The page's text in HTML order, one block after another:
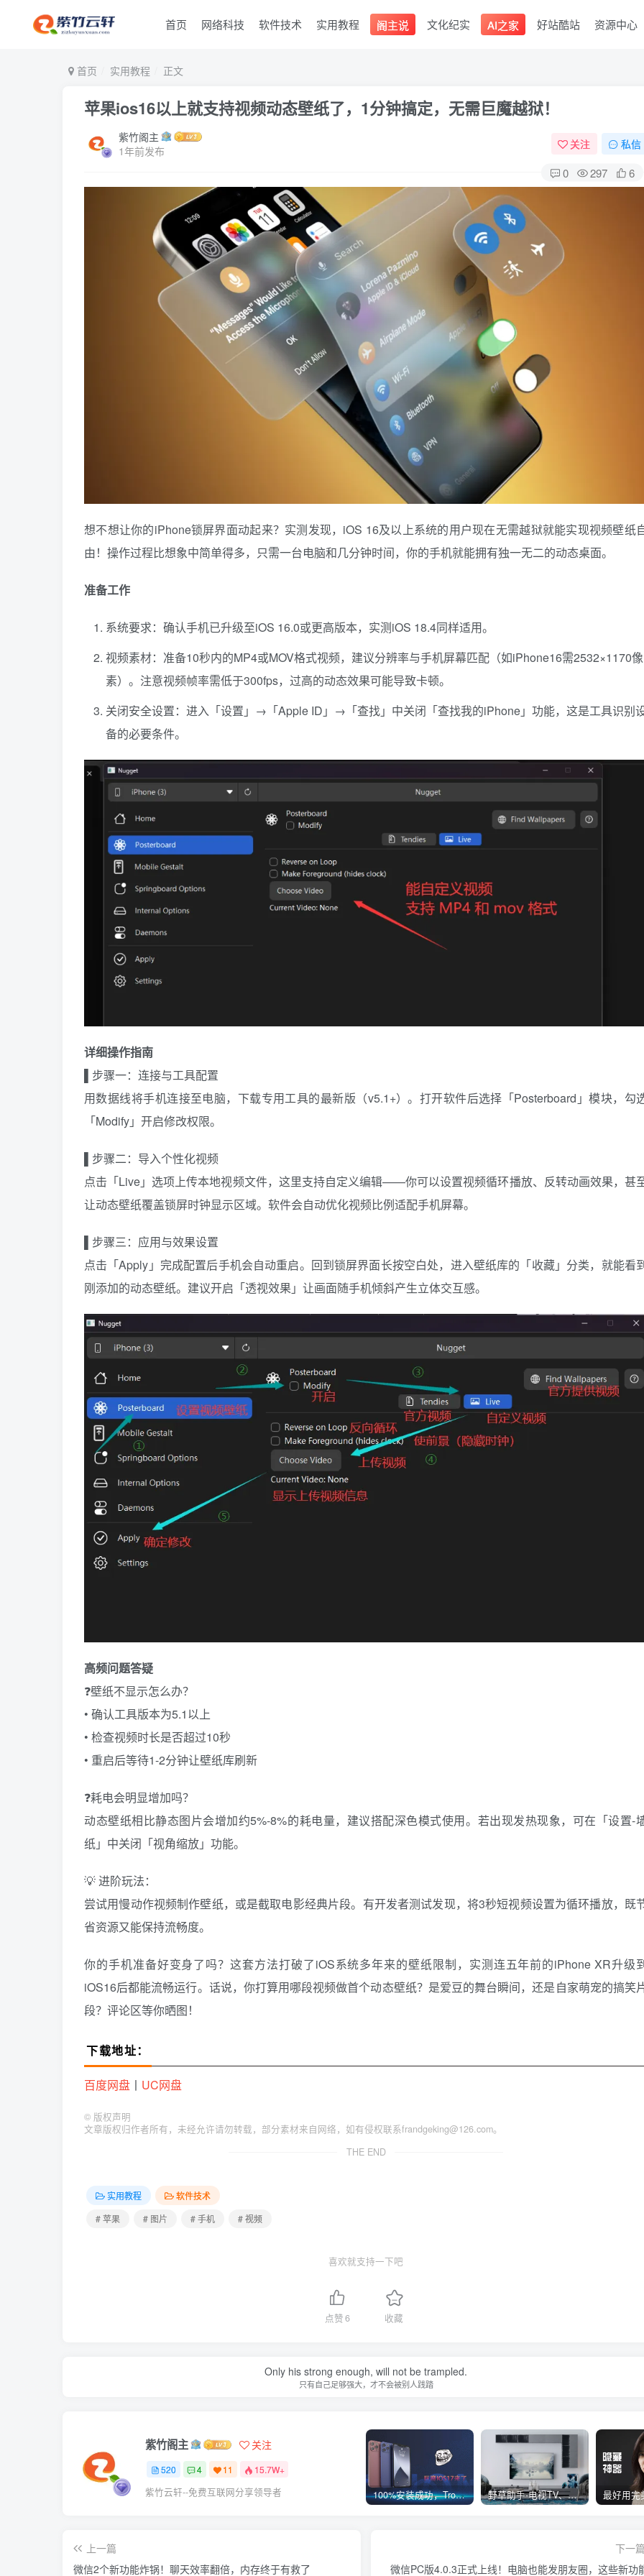
首页 网络科技 软件技术 实用教程 阁主说 文化纪实 AI之家 好站酷站 资源中心
首页 实用教程 正文
苹果ios16以上就支持视频动态壁纸了，1分钟搞定，无需巨魔越狱！
紫竹阁主
1年前发布
关注 私信
0 297 6
想不想让你的iPhone锁屏界面动起来？实测发现，iOS 16及以上系统的用户现在无需越狱就能实现视频壁纸
由！操作过程比想象中简单得多，只需一台电脑和几分钟时间，你的手机就能拥有独一无二的动态桌面。
准备工作
系统要求：确认手机已升级至iOS 16.0或更高版本，实测iOS 18.4同样适用。
视频素材：准备10秒内的MP4或MOV格式视频，建议分辨率与手机屏幕匹配（如iPhone16需2532×1170像
素）。注意视频帧率需低于300fps，过高的动态效果可能导致卡顿。
关闭安全设置：进入「设置」→「Apple ID」→「查找」中关闭「查找我的iPhone」功能，这是工具识别
备的必要条件。
详细操作指南
▌步骤一：连接与工具配置
用数据线将手机连接至电脑，下载专用工具的最新版（v5.1+）。打开软件后选择「Posterboard」模块，勾
「Modify」开启修改权限。
▌步骤二：导入个性化视频
点击「Live」选项上传本地视频文件，这里支持自定义编辑——你可以设置视频循环播放、反转动画效果，甚
让动态壁纸覆盖锁屏时钟显示区域。软件会自动优化视频比例适配手机屏幕。
▌步骤三：应用与效果设置
点击「Apply」完成配置后手机会自动重启。回到锁屏界面长按空白处，进入壁纸库的「收藏」分类，就能看
刚添加的动态壁纸。建议开启「透视效果」让画面随手机倾斜产生立体交互感。
高频问题答疑
❓壁纸不显示怎么办？
• 确认工具版本为5.1以上
• 检查视频时长是否超过10秒
• 重启后等待1-2分钟让壁纸库刷新
❓耗电会明显增加吗？
动态壁纸相比静态图片会增加约5%-8%的耗电量，建议搭配深色模式使用。若出现发热现象，可在「设置-
纸」中关闭「视角缩放」功能。
💡 进阶玩法：
尝试用慢动作视频制作壁纸，或是截取电影经典片段。有开发者测试发现，将3秒短视频设置为循环播放，既
省资源又能保持流畅度。
你的手机准备好变身了吗？这套方法打破了iOS系统多年来的壁纸限制，实测连五年前的iPhone XR升级
iOS16后都能流畅运行。话说，你打算用哪段视频做首个动态壁纸？是爱豆的舞台瞬间，还是自家萌宠的搞笑
段？评论区等你晒图！
下载地址：
百度网盘 丨 UC网盘
© 版权声明
文章版权归作者所有，未经允许请勿转载，部分素材来自网络，如有侵权联系frandgeking@126.com。
THE END
实用教程
软件技术
# 苹果
# 图片 # 手机 # 视频
喜欢就支持一下吧
点赞6 收藏
Only his strong enough, will not be trampled.
只有自己足够强大，才不会被别人践踏
紫竹阁主 关注
520 4 11 15.7W+
紫竹云轩--免费互联网分享领导者 100%安装成功，TrollStore巨魔商店ios17来了，这些系统马上起飞了 野草助手-电视TV、安卓必装的一款软件，超级好用
上一篇
微信2个新功能炸锅！聊天效率翻倍，内存终于有救了
下一
微信PC版4.0.3正式上线！电脑也能发朋友圈，这些新功